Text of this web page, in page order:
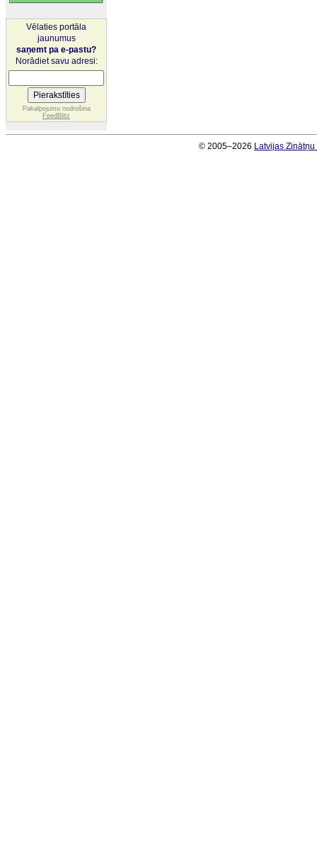
Vēlaties portāla
jaunumus
saņemt pa e-pastu?
Norādiet savu adresi:
Pakalpojumu nodrošina
FeedBlitz
© 2005–2026 Latvijas